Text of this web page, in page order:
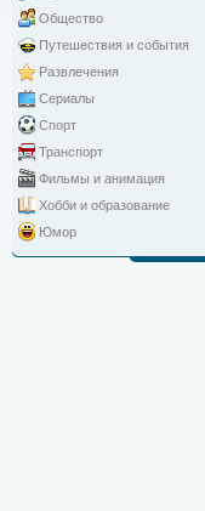
Общество
Путешествия и события
Развлечения
Сериалы
Спорт
Транспорт
Фильмы и анимация
Хобби и образование
Юмор